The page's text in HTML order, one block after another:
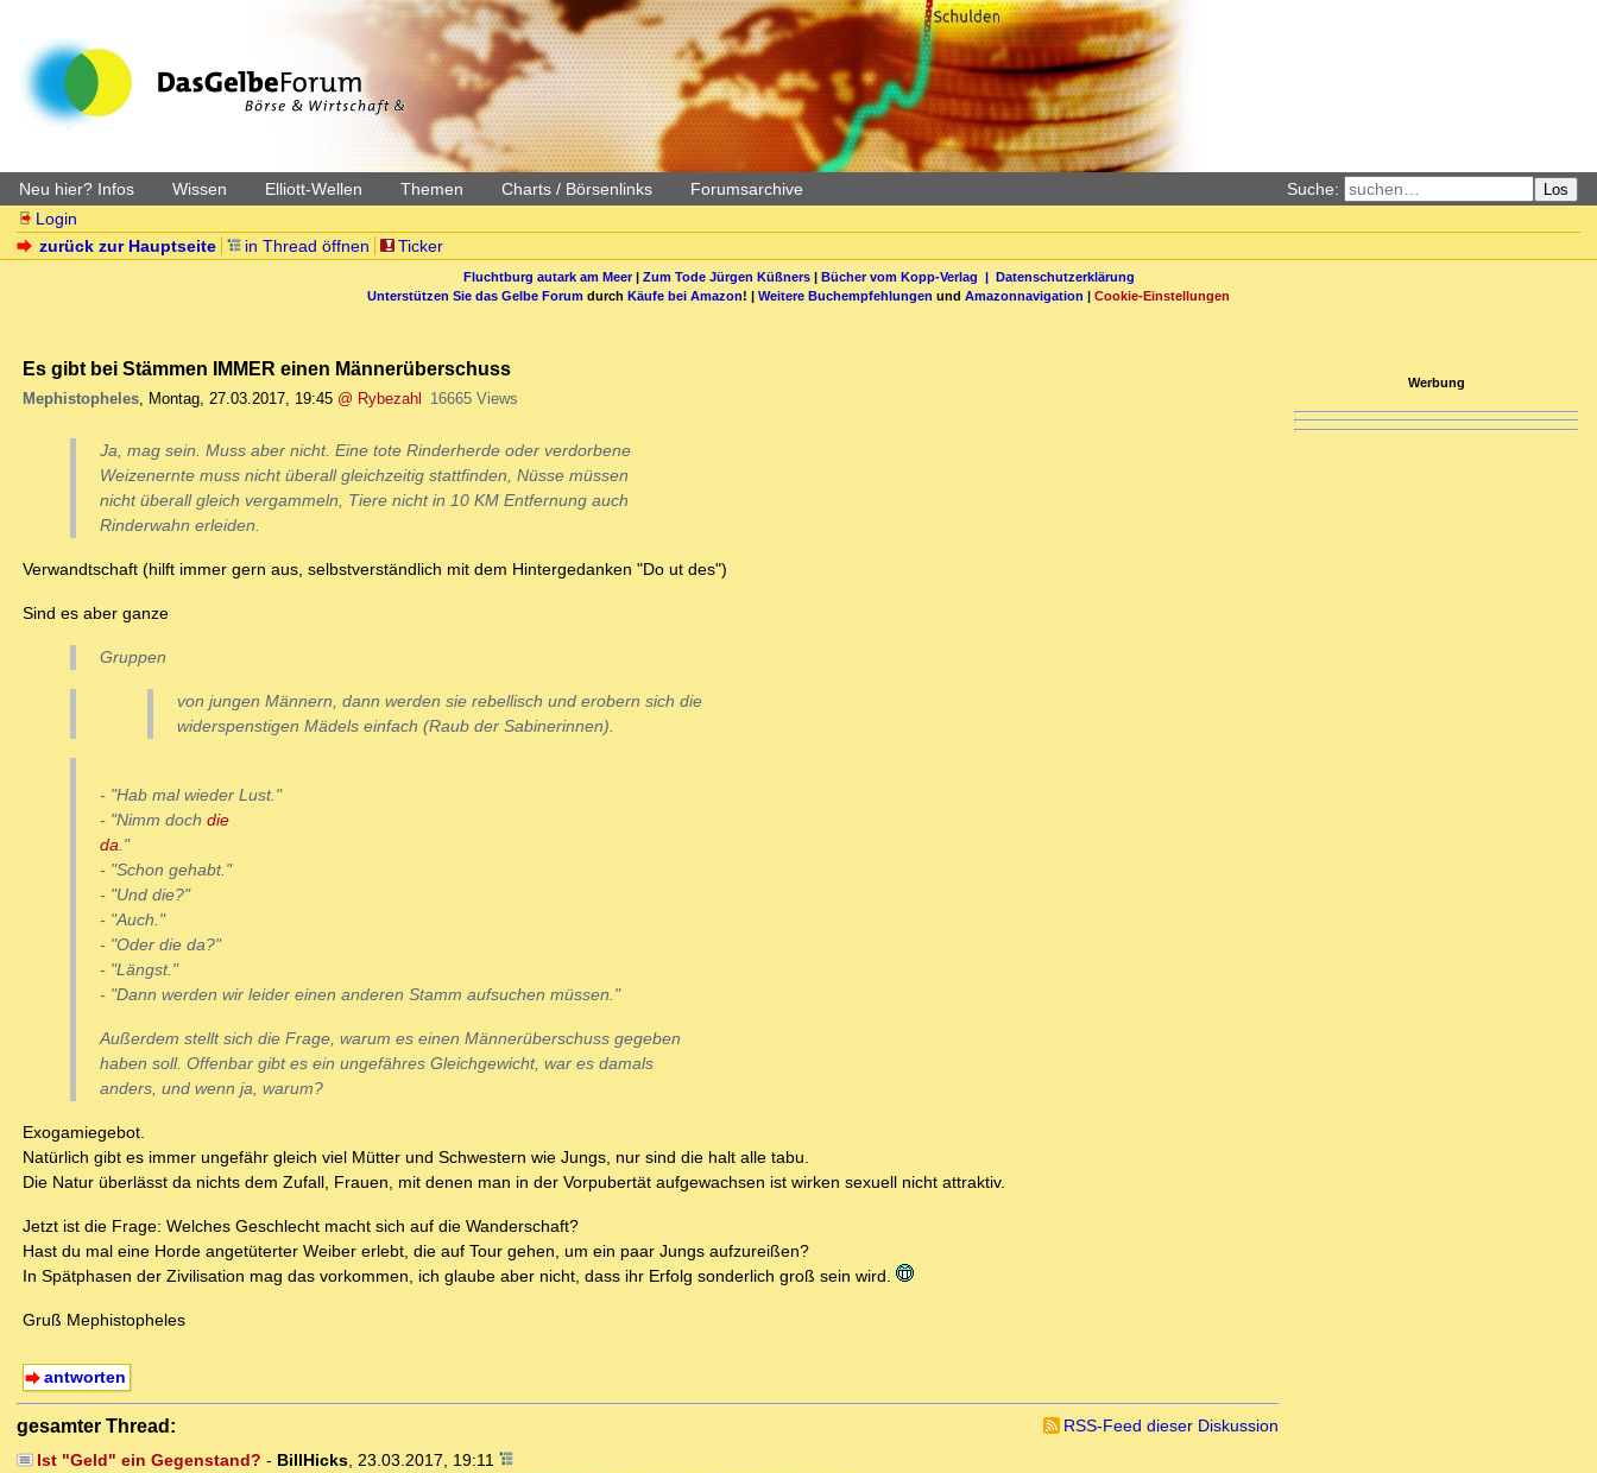
Neu hier? Infos Wissen Elliott-Wellen Themen Charts / Börsenlinks Forumsarchive Suche: Los
Login
zurück zur Hauptseite
in Thread öffnen Ticker
Fluchtburg autark am Meer| Zum Tode Jürgen Küßners| Bücher vom Kopp-Verlag | Datenschutzerklärung
Unterstützen Sie das Gelbe Forum durch Käufe bei Amazon! | Weitere Buchempfehlungen und Amazonnavigation | Cookie-Einstellungen
Es gibt bei Stämmen IMMER einen Männerüberschuss
Mephistopheles, Montag, 27.03.2017, 19:45 @ Rybezahl 16665 Views
Ja, mag sein. Muss aber nicht. Eine tote Rinderherde oder verdorbene
Weizenernte muss nicht überall gleichzeitig stattfinden, Nüsse müssen
nicht überall gleich vergammeln, Tiere nicht in 10 KM Entfernung auch
Rinderwahn erleiden.
Verwandtschaft (hilft immer gern aus, selbstverständlich mit dem Hintergedanken "Do ut des")
Sind es aber ganze
Gruppen
von jungen Männern, dann werden sie rebellisch und erobern sich die
widerspenstigen Mädels einfach (Raub der Sabinerinnen).
- "Hab mal wieder Lust."
- "Nimm doch die
da."
- "Schon gehabt."
- "Und die?"
- "Auch."
- "Oder die da?"
- "Längst."
- "Dann werden wir leider einen anderen Stamm aufsuchen müssen."
Außerdem stellt sich die Frage, warum es einen Männerüberschuss gegeben
haben soll. Offenbar gibt es ein ungefähres Gleichgewicht, war es damals
anders, und wenn ja, warum?
Exogamiegebot.
Natürlich gibt es immer ungefähr gleich viel Mütter und Schwestern wie Jungs, nur sind die halt alle tabu.
Die Natur überlässt da nichts dem Zufall, Frauen, mit denen man in der Vorpubertät aufgewachsen ist wirken sexuell nicht attraktiv.
Jetzt ist die Frage: Welches Geschlecht macht sich auf die Wanderschaft?
Hast du mal eine Horde angetüterter Weiber erlebt, die auf Tour gehen, um ein paar Jungs aufzureißen?
In Spätphasen der Zivilisation mag das vorkommen, ich glaube aber nicht, dass ihr Erfolg sonderlich groß sein wird.
Gruß Mephistopheles
antworten
gesamter Thread:
RSS-Feed dieser Diskussion
Ist "Geld" ein Gegenstand? - BillHicks, 23.03.2017, 19:11
Werbung